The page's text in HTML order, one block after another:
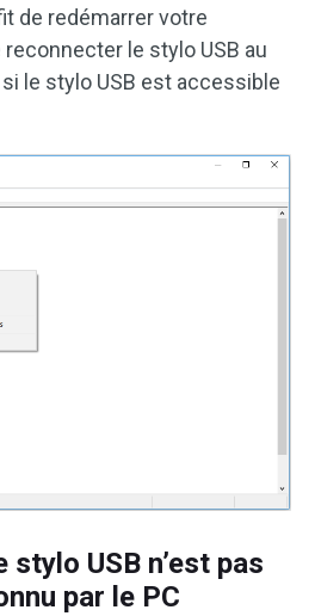
de redémarrer votre
le stylo USB au
le stylo USB est accessible
USB n’est pas
par le PC